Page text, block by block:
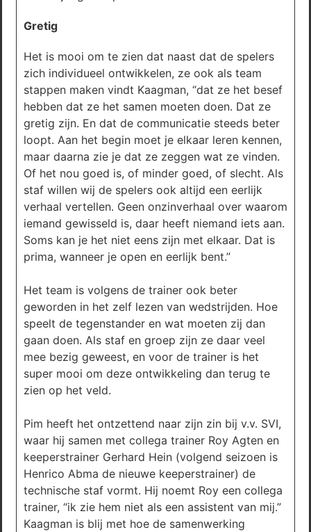
Gretig
Het is mooi om te zien dat naast dat de spelers
zich individueel ontwikkelen, ze ook als team
stappen maken vindt Kaagman, “dat ze het besef
hebben dat ze het samen moeten doen. Dat ze
gretig zijn. En dat de communicatie steeds beter
loopt. Aan het begin moet je elkaar leren kennen,
maar daarna zie je dat ze zeggen wat ze vinden.
Of het nou goed is, of minder goed, of slecht. Als
staf willen wij de spelers ook altijd een eerlijk
verhaal vertellen. Geen onzinverhaal over waarom
iemand gewisseld is, daar heeft niemand iets aan.
Soms kan je het niet eens zijn met elkaar. Dat is
prima, wanneer je open en eerlijk bent.”
Het team is volgens de trainer ook beter
geworden in het zelf lezen van wedstrijden. Hoe
speelt de tegenstander en wat moeten zij dan
gaan doen. Als staf en groep zijn ze daar veel
mee bezig geweest, en voor de trainer is het
super mooi om deze ontwikkeling dan terug te
zien op het veld.
Pim heeft het ontzettend naar zijn zin bij v.v. SVI,
waar hij samen met collega trainer Roy Agten en
keeperstrainer Gerhard Hein (volgend seizoen is
Henrico Abma de nieuwe keeperstrainer) de
technische staf vormt. Hij noemt Roy een collega
trainer, “ik zie hem niet als een assistent van mij.”
Kaagman is blij met hoe de samenwerking